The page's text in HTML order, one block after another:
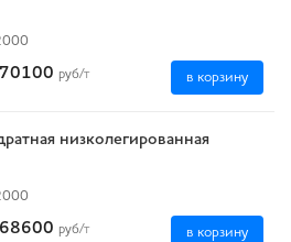
70100 руб/т в корзину
низколегированная
68600 руб/т в корзину